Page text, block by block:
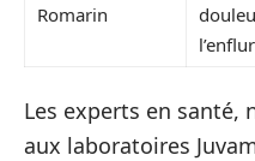
Romarin
Les experts en santé,
aux laboratoires